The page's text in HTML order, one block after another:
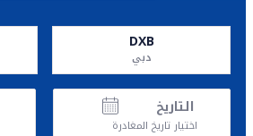
DXB
دبي
التاريخ
اختيار تاريخ المغادرة